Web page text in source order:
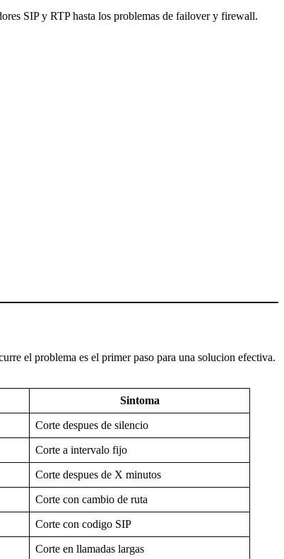
SIP y RTP hasta los problemas de failover y firewall.
el problema es el primer paso para una solucion efectiva.
Sintoma
Corte despues de silencio
Corte a intervalo fijo
Corte despues de X minutos
Corte con cambio de ruta
Corte con codigo SIP
Corte en llamadas largas